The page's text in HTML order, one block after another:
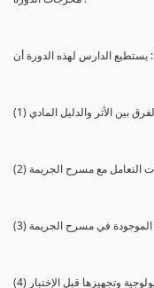
يستطيع الدارس لهذه الدورة أن :
بين الأثر والدليل المادي
التعامل مع مسرح الجريمة
الموجودة في مسرح الجريمة
وتجهيزها قبل الإختبار